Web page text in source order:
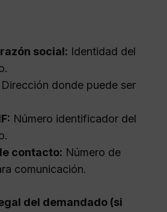
social: Identidad del
Dirección donde puede ser
Número identificador del
contacto: Número de
comunicación.
del demandado (si